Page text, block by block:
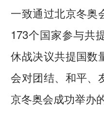
一致通过北京冬奥
173个国家参与共
休战决议共提国数
会对团结、和平、
京冬奥会成功举办